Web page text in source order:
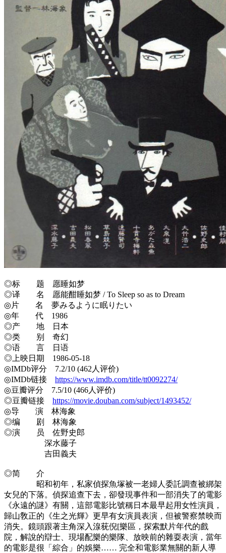
◎标 题 愿睡如梦
◎译 名 愿能酣睡如梦 / To Sleep so as to Dream
◎片 名 夢みるように眠りたい
◎年 代 1986
◎产 地 日本
◎类 别 奇幻
◎语 言 日语
◎上映日期 1986-05-18
◎IMDb评分 7.2/10 (462人评价)
◎IMDb链接 https://www.imdb.com/title/tt0092274/
◎豆瓣评分 7.5/10 (466人评价)
◎豆瓣链接 https://movie.douban.com/subject/1493452/
◎导 演 林海象
◎编 剧 林海象
◎演 员 佐野史郎
深水藤子
吉田義夫
◎简 介
昭和初年，私家偵探魚塚被一老婦人委託調查被綁架
女兒的下落。偵探追查下去，卻發現事件和一部消失了的電影
《永遠的謎》有關，這部電影比號稱日本最早起用女性演員，
歸山敎正的《生之光輝》更早有女演員表演，但被警察禁映而
消失。鏡頭跟著主角深入湶莸倪[樂區，探索默片年代的戲
院，解說的辯士、現場配樂的樂隊、放映前的雜耍表演，當年
的電影是很「綜合」的娛樂…… 完全和電影業無關的新人導